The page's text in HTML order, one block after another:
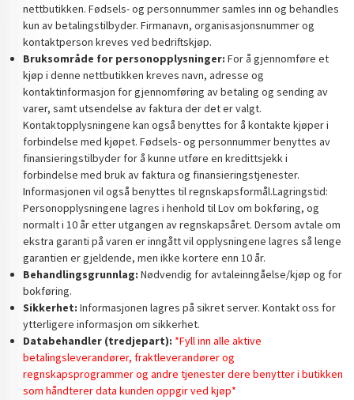
nettbutikken. Fødsels- og personnummer samles inn og behandles
kun av betalingstilbyder. Firmanavn, organisasjonsnummer og
kontaktperson kreves ved bedriftskjøp.
Bruksområde for personopplysninger: For å gjennomføre et
kjøp i denne nettbutikken kreves navn, adresse og
kontaktinformasjon for gjennomføring av betaling og sending av
varer, samt utsendelse av faktura der det er valgt.
Kontaktopplysningene kan også benyttes for å kontakte kjøper i
forbindelse med kjøpet. Fødsels- og personnummer benyttes av
finansieringstilbyder for å kunne utføre en kredittsjekk i
forbindelse med bruk av faktura og finansieringstjenester.
Informasjonen vil også benyttes til regnskapsformål.Lagringstid:
Personopplysningene lagres i henhold til Lov om bokføring, og
normalt i 10 år etter utgangen av regnskapsåret. Dersom avtale om
ekstra garanti på varen er inngått vil opplysningene lagres så lenge
garantien er gjeldende, men ikke kortere enn 10 år.
Behandlingsgrunnlag: Nødvendig for avtaleinngåelse/kjøp og for
bokføring.
Sikkerhet: Informasjonen lagres på sikret server. Kontakt oss for
ytterligere informasjon om sikkerhet.
Databehandler (tredjepart): *Fyll inn alle aktive
betalingsleverandører, fraktleverandører og
regnskapsprogrammer og andre tjenester dere benytter i butikken
som håndterer data kunden oppgir ved kjøp*